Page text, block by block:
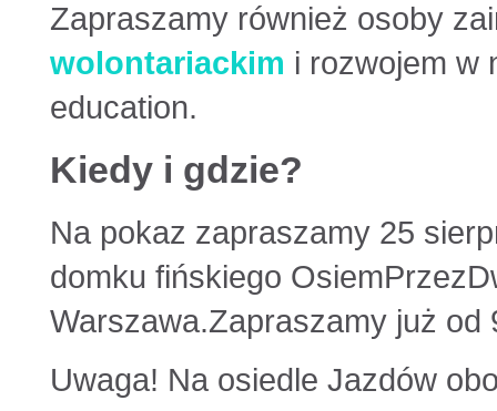
Zapraszamy również osoby
wolontariackim i rozwojem w
education.
Kiedy i gdzie?
Na pokaz zapraszamy 25
domku fińskiego
Warszawa.Zapraszamy już od
Uwaga! Na osiedle Jazdów